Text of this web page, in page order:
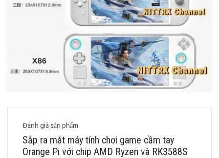
Đánh giá sản phẩm
Sắp ra mắt máy tính chơi game cầm tay
Orange Pi với chip AMD Ryzen và RK3588S